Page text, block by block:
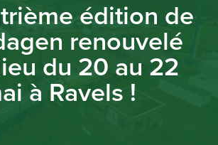
édition de
renouvelé
du 20 au 22
à Ravels !